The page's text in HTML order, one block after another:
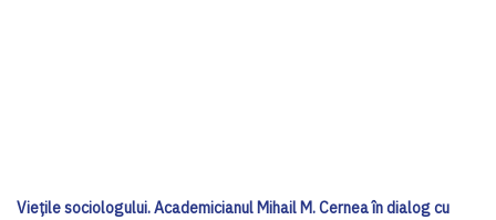
Viețile sociologului. Academicianul Mihail M. Cernea în dialog cu